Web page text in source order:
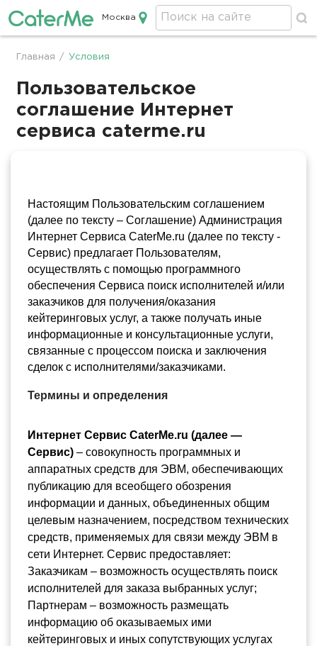
Кейтеринг в Москве
Москва
Строка
Главная / Условия
Пользовательское
соглашение Интернет
сервиса caterme.ru
Настоящим Пользовательским соглашением
(далее по тексту – Соглашение) Администрация
Интернет Сервиса CaterMe.ru (далее по тексту -
Сервис) предлагает Пользователям,
осуществлять с помощью программного
обеспечения Сервиса поиск исполнителей и/или
заказчиков для получения/оказания
кейтеринговых услуг, а также получать иные
информационные и консультационные услуги,
связанные с процессом поиска и заключения
сделок с исполнителями/заказчиками.
Термины и определения
Интернет Сервис CaterMe.ru (далее —
Сервис) – совокупность программных и
аппаратных средств для ЭВМ, обеспечивающих
публикацию для всеобщего обозрения
информации и данных, объединенных общим
целевым назначением, посредством технических
средств, применяемых для связи между ЭВМ в
сети Интернет. Сервис предоставляет:
Заказчикам – возможность осуществлять поиск
исполнителей для заказа выбранных услуг;
Партнерам – возможность размещать
информацию об оказываемых ими
кейтеринговых и иных сопутствующих услугах